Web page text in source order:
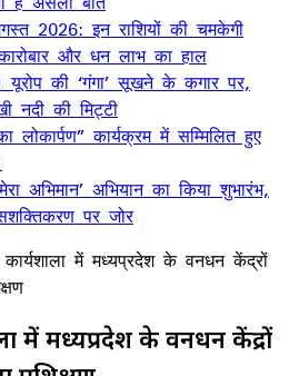
2026: इन राशियों की चमकेगी
और धन लाभ का हाल
की ‘गंगा’ सूखने के कगार पर,
नदी की मिट्टी
लोकार्पण” कार्यक्रम में सम्मिलित हुए
अभिमान’ अभियान का किया शुभारंभ,
पर जोर
में मध्यप्रदेश के वनधन केंद्रों
में मध्यप्रदेश के वनधन केंद्रों